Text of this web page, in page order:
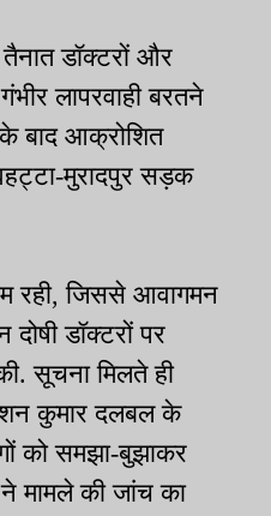
डॉक्टरों और
लापरवाही बरतने
बाद आक्रोशित
मुरादपुर सड़क
रही, जिससे आवागमन
दोषी डॉक्टरों पर
सूचना मिलते ही
कुमार दलबल के
को समझा-बुझाकर
मामले की जांच का